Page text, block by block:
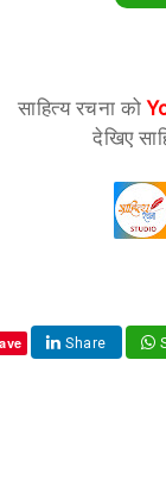
साहित्य रचना को
देखिए
Share